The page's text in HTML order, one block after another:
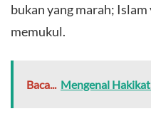
bukan yang marah;
memukul.
Baca... Mengenal